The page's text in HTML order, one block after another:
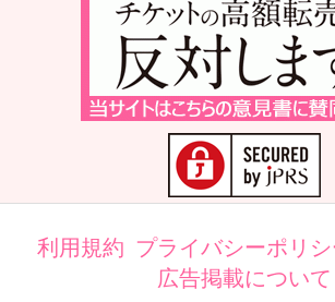
利用規約 プライバシーポリ
広告掲載について